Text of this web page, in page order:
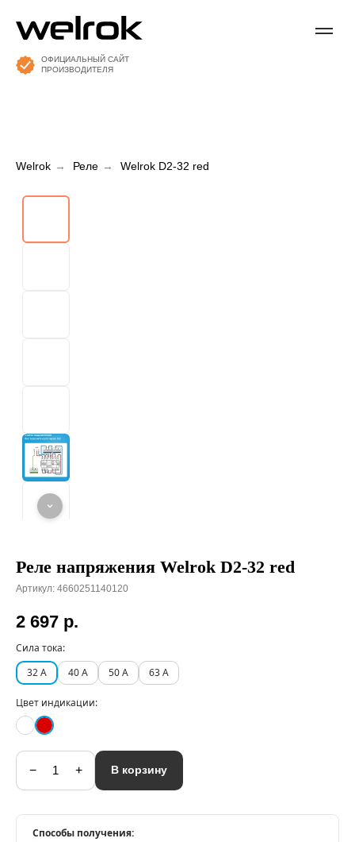
ОФИЦИАЛЬНЫЙ САЙТ
ПРОИЗВОДИТЕЛЯ
Welrok → Реле → Welrok D2-32 red
Реле напряжения Welrok D2-32 red
Артикул: 4660251140120
2 697 р.
Сила тока:
32 А
40 А 50 А 63 А
Цвет индикации:
− + В корзину
Способы получения: